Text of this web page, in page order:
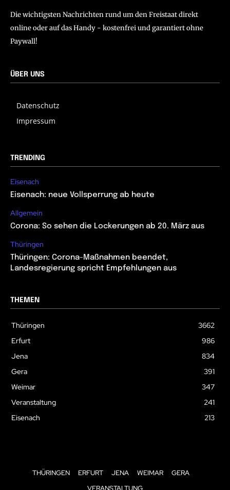
Die wichtigsten Nachrichten rund um den Freistaat direkt
online oder auf das Handy - kostenfrei und garantiert ohne
Paywall!
ÜBER UNS
Datenschutz
Impressum
TRENDING
Eisenach
Eisenach: neue Vollsperrung ab heute
Allgemein
Corona: So sehen die Lockerungen ab 20. März aus
Thüringen
Thüringen: Corona-Maßnahmen beendet,
Landesregierung spricht Empfehlungen aus
THEMEN
Thüringen
3662
Erfurt
986
Jena
834
Gera
391
Weimar
347
Veranstaltung
241
Eisenach
213
THÜRINGEN ERFURT JENA WEIMAR
GERA